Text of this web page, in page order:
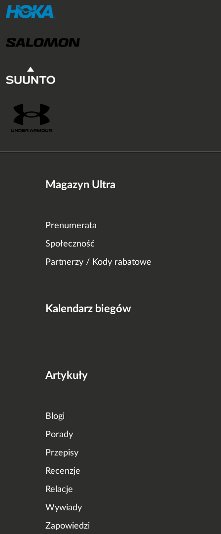
Magazyn Ultra
Prenumerata
Społeczność
Partnerzy / Kody rabatowe
Kalendarz biegów
Artykuły
Blogi
Porady
Przepisy
Recenzje
Relacje
Wywiady
Zapowiedzi